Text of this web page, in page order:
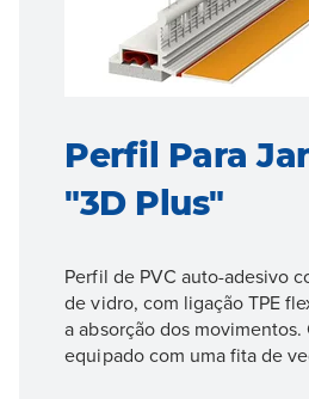
Perfil Para
"3D Plus"
Perfil de PVC auto-adesivo
de vidro, com ligação TPE
a absorção dos
equipado com uma fita de